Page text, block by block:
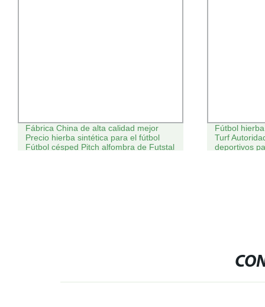
Fábrica China de alta calidad mejor
Precio hierba sintética para el fútbol
Fútbol césped Pitch alfombra de Futstal
Fútbol
Turf
deportivos